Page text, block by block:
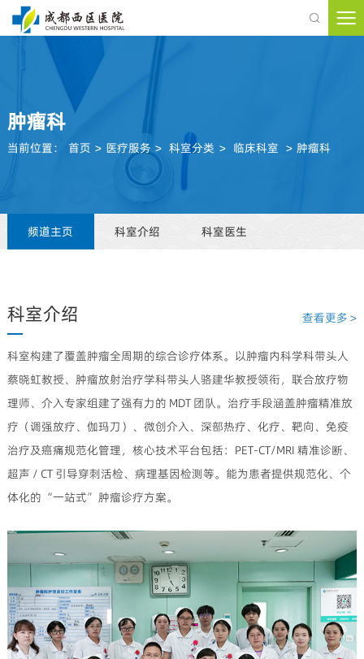

肿瘤科
当前位置： 首页 > 医疗服务 > 科室分类 > 临床科室 > 肿瘤科
频道主页 科室介绍 科室医生
科室介绍 查看更多 >
科室构建了覆盖肿瘤全周期的综合诊疗体系。以肿瘤内科学科带头人
蔡晓虹教授、肿瘤放射治疗学科带头人骆建华教授领衔，联合放疗物
理师、介入专家组建了强有力的 MDT 团队。治疗手段涵盖肿瘤精准放
疗（调强放疗、伽玛刀）、微创介入、深部热疗、化疗、靶向、免疫
治疗及癌痛规范化管理，核心技术平台包括：PET-CT/MRI 精准诊断、
超声 / CT 引导穿刺活检、病理基因检测等。能为患者提供规范化、个
体化的 “一站式” 肿瘤诊疗方案。